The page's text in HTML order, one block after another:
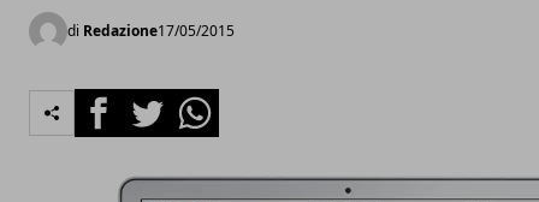
di Redazione17/05/2015
FacebookTwitterWhatsapp